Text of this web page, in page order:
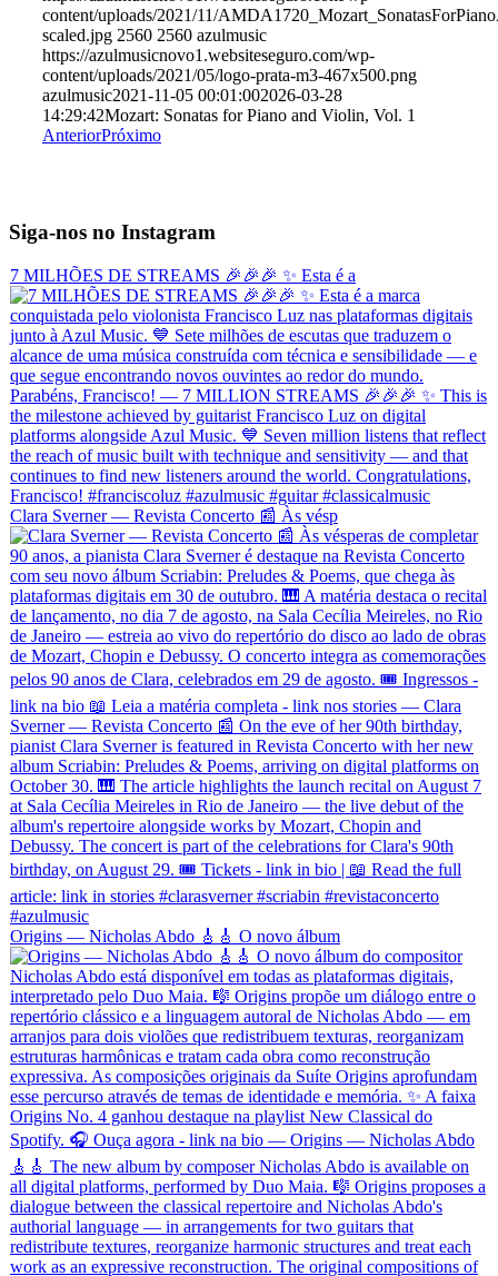
content/uploads/2021/11/
scaled.jpg 2560 2560 azulmusic
https://azulmusicnovo1.websiteseguro.com/wp-
content/uploads/2021/05/logo-prata-m3-467x500.png
azulmusic2021-11-05 00:01:002026-03-28
14:29:42Mozart: Sonatas for Piano and Violin, Vol. 1
AnteriorPróximo
Siga-nos no Instagram
7 MILHÕES DE STREAMS 🎉🎉🎉 ✨ Esta é a
Clara Sverner — Revista Concerto 📰 Às vésp
Origins — Nicholas Abdo 🎸🎸 O novo álbum